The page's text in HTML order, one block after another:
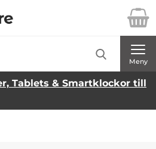
Danira Telecom AB
Meny
Tablets & Smartklockor till